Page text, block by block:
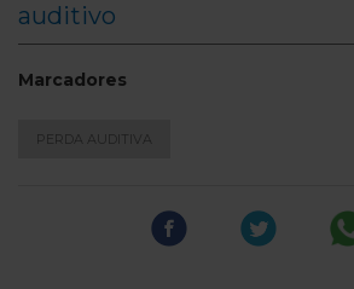
auditivo
Marcadores
PERDA AUDITIVA